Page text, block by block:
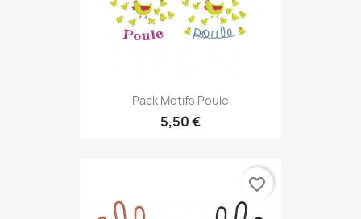
Pack Motifs Poule
5,50 €
favorite_border